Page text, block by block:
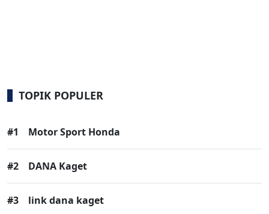
TOPIK POPULER
#1 Motor Sport Honda
#2 DANA Kaget
#3 link dana kaget